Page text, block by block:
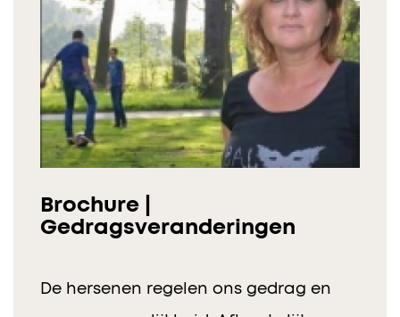
Brochure |
Gedragsveranderingen
De hersenen regelen ons gedrag en